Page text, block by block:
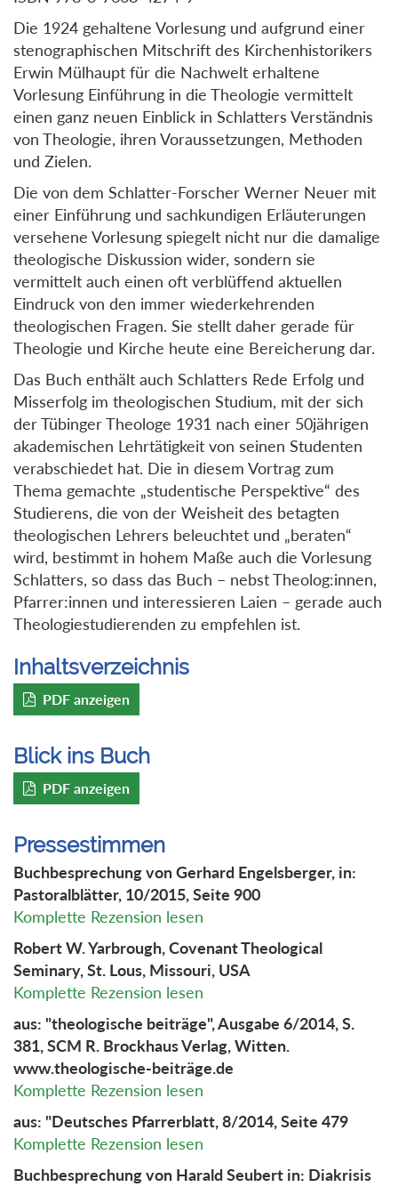
Die 1924 gehaltene Vorlesung und aufgrund einer
stenographischen Mitschrift des Kirchenhistorikers
Erwin Mülhaupt für die Nachwelt erhaltene
Vorlesung Einführung in die Theologie vermittelt
einen ganz neuen Einblick in Schlatters Verständnis
von Theologie, ihren Voraussetzungen, Methoden
und Zielen.
Die von dem Schlatter-Forscher Werner Neuer mit
einer Einführung und sachkundigen Erläuterungen
versehene Vorlesung spiegelt nicht nur die damalige
theologische Diskussion wider, sondern sie
vermittelt auch einen oft verblüffend aktuellen
Eindruck von den immer wiederkehrenden
theologischen Fragen. Sie stellt daher gerade für
Theologie und Kirche heute eine Bereicherung dar.
Das Buch enthält auch Schlatters Rede Erfolg und
Misserfolg im theologischen Studium, mit der sich
der Tübinger Theologe 1931 nach einer 50jährigen
akademischen Lehrtätigkeit von seinen Studenten
verabschiedet hat. Die in diesem Vortrag zum
Thema gemachte „studentische Perspektive“ des
Studierens, die von der Weisheit des betagten
theologischen Lehrers beleuchtet und „beraten“
wird, bestimmt in hohem Maße auch die Vorlesung
Schlatters, so dass das Buch – nebst Theolog:innen,
Pfarrer:innen und interessieren Laien – gerade auch
Theologiestudierenden zu empfehlen ist.
Inhaltsverzeichnis
PDF anzeigen
Blick ins Buch
PDF anzeigen
Pressestimmen
Buchbesprechung von Gerhard Engelsberger, in:
Pastoralblätter, 10/2015, Seite 900
Komplette Rezension lesen
Robert W. Yarbrough, Covenant Theological
Seminary, St. Lous, Missouri, USA
Komplette Rezension lesen
aus: "theologische beiträge", Ausgabe 6/2014, S.
381, SCM R. Brockhaus Verlag, Witten.
www.theologische-beiträge.de
Komplette Rezension lesen
aus: "Deutsches Pfarrerblatt, 8/2014, Seite 479
Komplette Rezension lesen
Buchbesprechung von Harald Seubert in: Diakrisis